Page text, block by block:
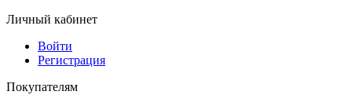
Личный кабинет
Войти
Регистрация
Покупателям